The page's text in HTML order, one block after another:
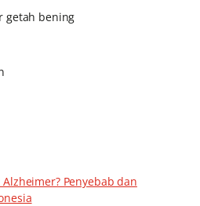
getah bening
Penyebab dan